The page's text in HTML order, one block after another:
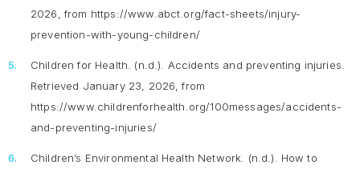
2026, from https://www.abct.org/fact-sheets/injury-
prevention-with-young-children/
Children for Health. (n.d.). Accidents and preventing injuries
Retrieved January 23, 2026, from
https://www.childrenforhealth.org/100messages/accidents-
and-preventing-injuries/
Children’s Environmental Health Network. (n.d.). How to